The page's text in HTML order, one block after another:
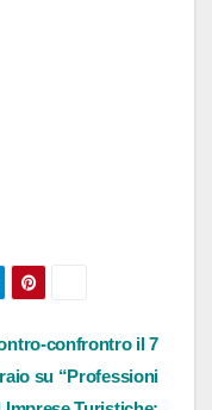
confrontro il 7
su “Professioni